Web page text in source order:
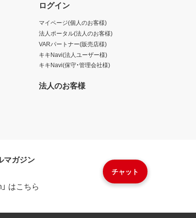
チャット
ログイン
マイページ(個人のお客様)
法人ポータル(法人のお客様)
VARパートナー(販売店様)
キキNavi(法人ユーザー様)
キキNavi(保守・管理会社様)
法人のお客様
マガジン
はこちら